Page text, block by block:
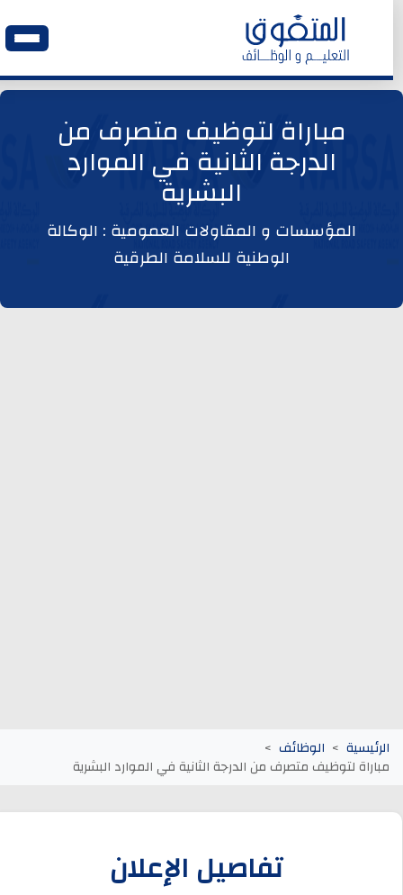
وظائف اليوم
ابحث عن وظيفة
وظائف عمومية
مباراة لتوظيف متصرف من
الدرجة الثانية في الموارد
البشرية
المؤسسات و المقاولات العمومية : الوكالة
الوطنية للسلامة الطرقية
الرئيسية الوظائف
مباراة لتوظيف متصرف من الدرجة الثانية في الموارد البشرية
تفاصيل الإعلان